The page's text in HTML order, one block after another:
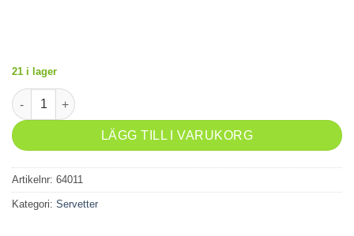
21 i lager
Servett 33x33cm 20-p Dalahäst mängd
LÄGG TILL I VARUKORG
Artikelnr: 64011
Kategori: Servetter